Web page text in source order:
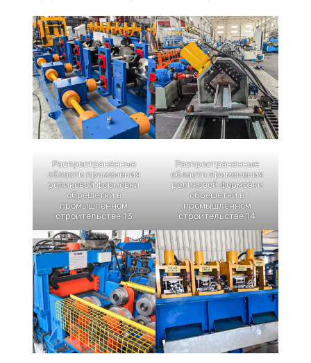
Распространенные
области применения
роликовой формовки
обрешетки в
промышленном
строительстве 13
Распространенные
области применения
роликовой формовки
обрешетки в
промышленном
строительстве 14